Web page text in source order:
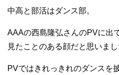
中高と部活はダンス部。
AAAの西島隆弘さんのPVに出
見たことのある顔だと思いまし
PVではきれっきれのダンスを